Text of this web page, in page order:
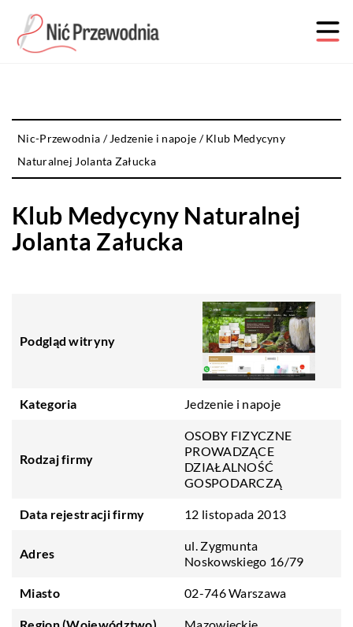
Nic-Przewodnia / Jedzenie i napoje /Klub Medycyny
Naturalnej Jolanta Załucka
Klub Medycyny Naturalnej
Jolanta Załucka
Podgląd witryny
Kategoria Jedzenie i napoje
Rodzaj firmy
OSOBY FIZYCZNE
PROWADZĄCE
DZIAŁALNOŚĆ
GOSPODARCZĄ
Data rejestracji firmy 12 listopada 2013
Adres
ul. Zygmunta
Noskowskiego 16/79
Miasto 02-746 Warszawa